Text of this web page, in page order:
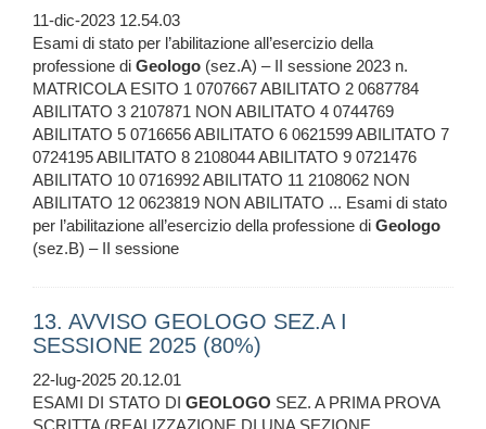
11-dic-2023 12.54.03
Esami di stato per l’abilitazione all’esercizio della
professione di Geologo (sez.A) – II sessione 2023 n.
MATRICOLA ESITO 1 0707667 ABILITATO 2 0687784
ABILITATO 3 2107871 NON ABILITATO 4 0744769
ABILITATO 5 0716656 ABILITATO 6 0621599 ABILITATO 7
0724195 ABILITATO 8 2108044 ABILITATO 9 0721476
ABILITATO 10 0716992 ABILITATO 11 2108062 NON
ABILITATO 12 0623819 NON ABILITATO ... Esami di stato
per l’abilitazione all’esercizio della professione di Geologo
(sez.B) – II sessione
13. AVVISO GEOLOGO SEZ.A I
SESSIONE 2025 (80%)
22-lug-2025 20.12.01
ESAMI DI STATO DI GEOLOGO SEZ. A PRIMA PROVA